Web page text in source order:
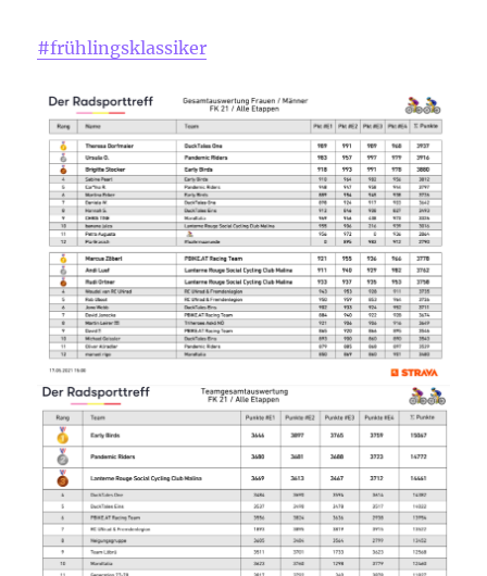
#frühlingsklassiker